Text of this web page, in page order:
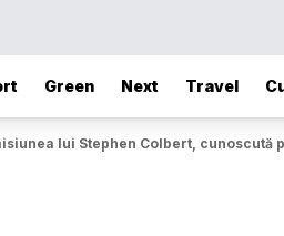
Green Next Travel
lui Stephen Colbert,